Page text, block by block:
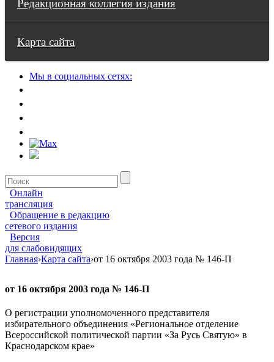
Редакционная коллегия издания
Карта сайта
Мы в социальных сетях:
Онлайн
трансляция
Обращение в редакцию
сетевого издания
Версия
для слабовидящих
Главная›Карта сайта›от 16 октября 2003 года № 146-П
от 16 октября 2003 года № 146-П
О регистрации уполномоченного представителя
избирательного объединения «Региональное отделение
Всероссийской политической партии «За Русь Святую» в
Краснодарском крае»